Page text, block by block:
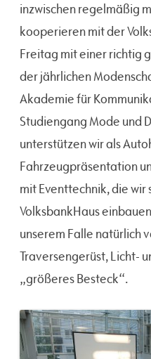
inzwischen regelmäßig
kooperieren mit der
Freitag mit einer richtig
der jährlichen
Akademie für
Studiengang Mode und
unterstützen wir als
Fahrzeugpräsentation
mit Eventtechnik, die wir
VolksbankHaus
unserem Falle natürlich
Traversengerüst, Licht-
„größeres Besteck“.